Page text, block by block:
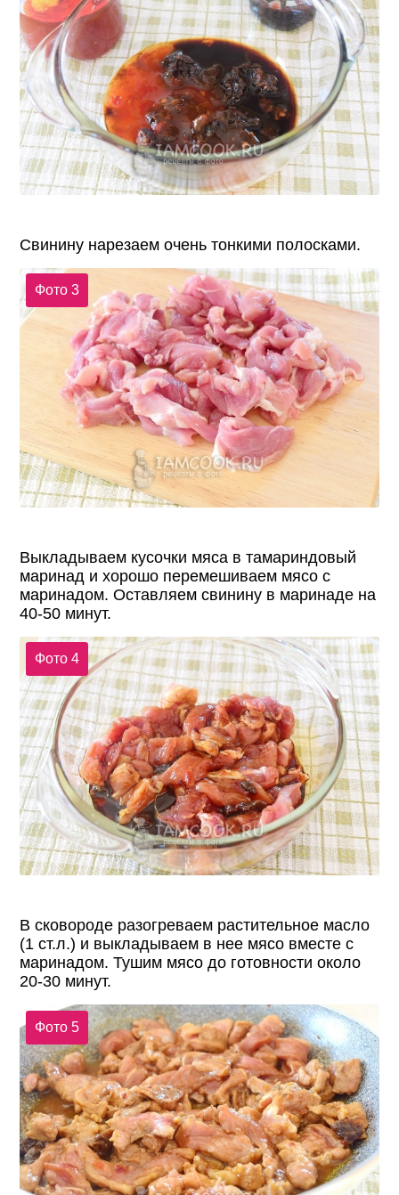
Свинину нарезаем очень тонкими полосками.
Фото 3
Выкладываем кусочки мяса в тамариндовый
маринад и хорошо перемешиваем мясо с
маринадом. Оставляем свинину в маринаде на
40-50 минут.
Фото 4
В сковороде разогреваем растительное масло
(1 ст.л.) и выкладываем в нее мясо вместе с
маринадом. Тушим мясо до готовности около
20-30 минут.
Фото 5